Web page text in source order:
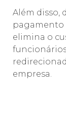
Além disso,
pagamento
elimina o
empresa.